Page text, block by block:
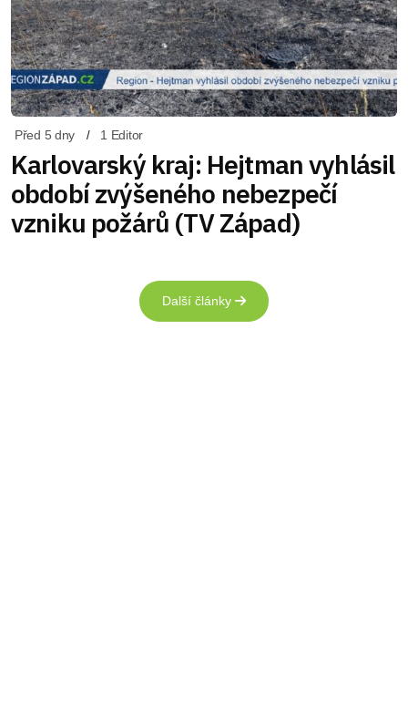
Před 5 dny 1 Editor
Karlovarský kraj: Hejtman vyhlásil
období zvýšeného nebezpečí
vzniku požárů (TV Západ)
Další články